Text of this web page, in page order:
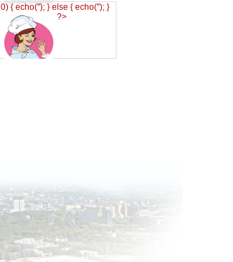
0) { echo(''); } else { echo(''); }
?>